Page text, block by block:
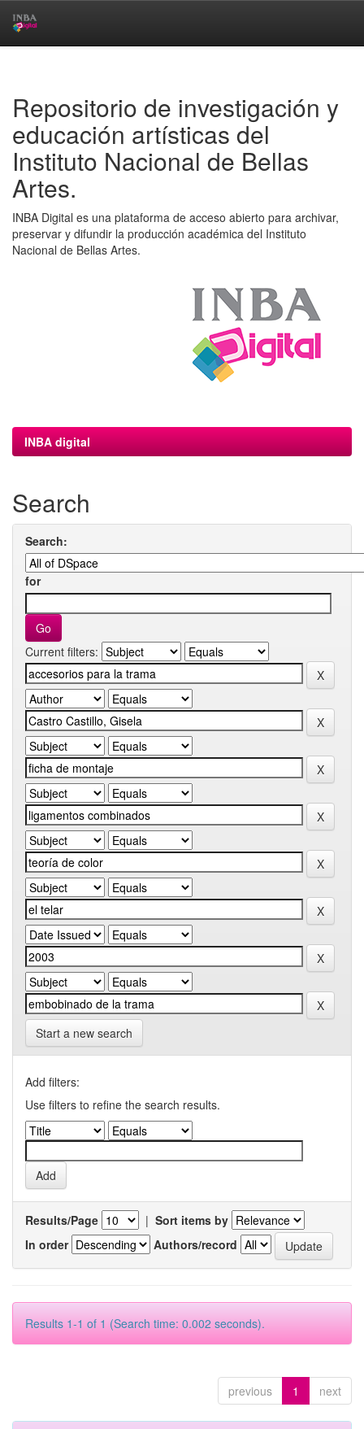
Repositorio de investigación y
educación artísticas del
Instituto Nacional de Bellas
Artes.
INBA Digital es una plataforma de acceso abierto para archivar,
preservar y difundir la producción académica del Instituto
Nacional de Bellas Artes.
INBA digital
Search
Search:
for
Current filters:
Start a new search
Add filters:
Use filters to refine the search results.
Results/Page | Sort items by
In order
Authors/record
Results 1-1 of 1 (Search time: 0.002 seconds).
previous 1 next